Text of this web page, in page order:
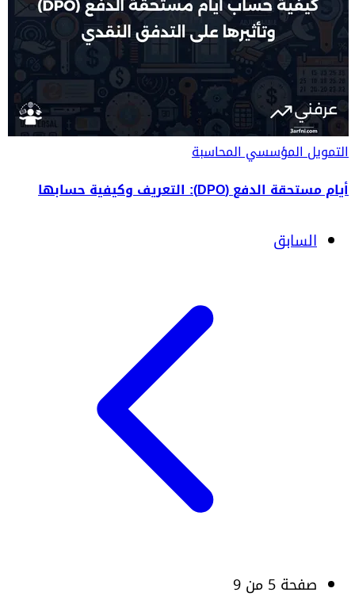
التمويل المؤسسيالمحاسبة
أيام مستحقة الدفع (DPO): التعريف وكيفية حسابها
السابق
صفحة 5 من 9